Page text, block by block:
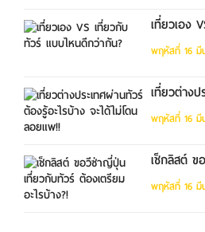
เที่ยวเอง
พฤหัสที่ 16 มี
เที่ยวต่างป
พฤหัสที่ 16 มี
เช็กลิสต์ ข
พฤหัสที่ 16 มี